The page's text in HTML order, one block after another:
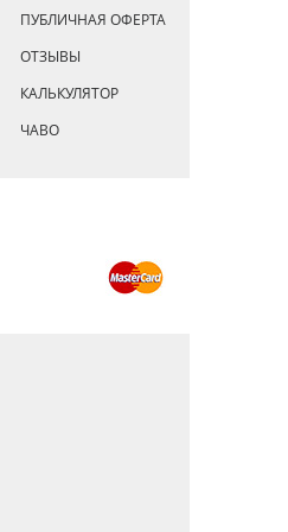
ПУБЛИЧНАЯ ОФЕРТА
ОТЗЫВЫ
КАЛЬКУЛЯТОР
ЧАВО